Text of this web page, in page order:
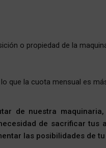
o propiedad de la
que la cuota mensual es
de nuestra
de sacrificar tus
las posibilidades de